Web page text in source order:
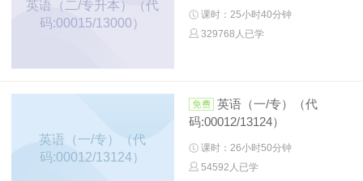
英语（二/专升本）（代
码:00015/13000）
课时：25小时40分钟
329768人已学
英语（一/专）（代
码:00012/13124）
英语（一/专）（代
码:00012/13124）
课时：26小时50分钟
54592人已学